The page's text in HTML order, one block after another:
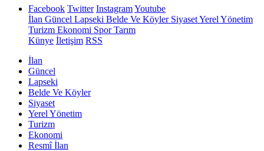
Facebook Twitter InstagramYoutube
İlan Güncel Lapseki Belde Ve KöylerSiyasetYerel Yönetim
Turizm Ekonomi SporTarım
Künye İletişim RSS
İlan
Güncel
Lapseki
Belde Ve Köyler
Siyaset
Yerel Yönetim
Turizm
Ekonomi
Resmî İlan